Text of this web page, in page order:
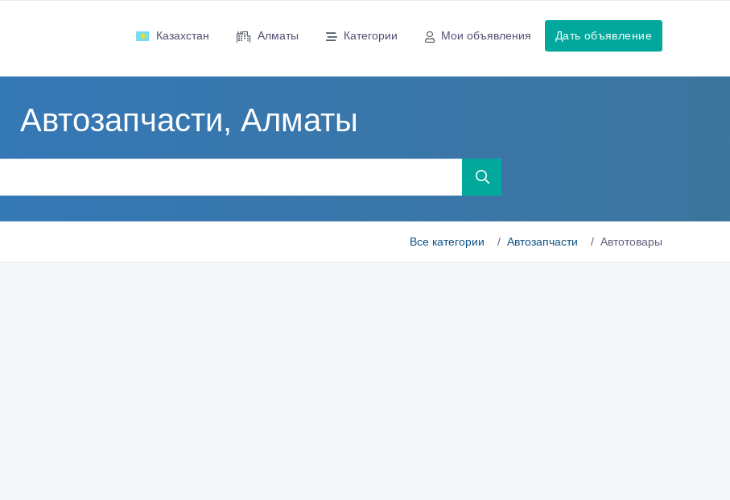
Казахстан Алматы Категории Мои объявления Дать объявление
Автозапчасти, Алматы
Все категории Автозапчасти Автотовары